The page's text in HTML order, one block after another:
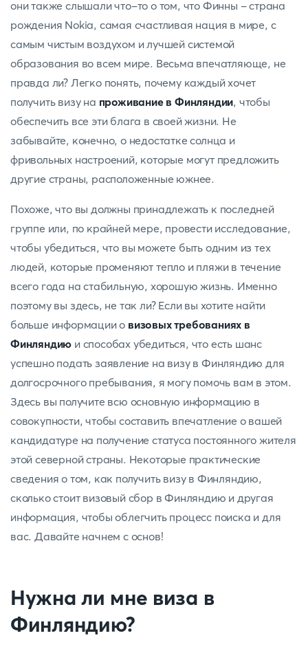
они также слышали что-то о том, что Финны - страна
рождения Nokia, самая счастливая нация в мире, с
самым чистым воздухом и лучшей системой
образования во всем мире. Весьма впечатляюще, не
правда ли? Легко понять, почему каждый хочет
получить визу на проживание в Финляндии, чтобы
обеспечить все эти блага в своей жизни. Не
забывайте, конечно, о недостатке солнца и
фривольных настроений, которые могут предложить
другие страны, расположенные южнее.
Похоже, что вы должны принадлежать к последней
группе или, по крайней мере, провести исследование,
чтобы убедиться, что вы можете быть одним из тех
людей, которые променяют тепло и пляжи в течение
всего года на стабильную, хорошую жизнь. Именно
поэтому вы здесь, не так ли? Если вы хотите найти
больше информации о визовых требованиях в
Финляндию и способах убедиться, что есть шанс
успешно подать заявление на визу в Финляндию для
долгосрочного пребывания, я могу помочь вам в этом.
Здесь вы получите всю основную информацию в
совокупности, чтобы составить впечатление о вашей
кандидатуре на получение статуса постоянного жителя
этой северной страны. Некоторые практические
сведения о том, как получить визу в Финляндию,
сколько стоит визовый сбор в Финляндию и другая
информация, чтобы облегчить процесс поиска и для
вас. Давайте начнем с основ!
Нужна ли мне виза в
Финляндию?